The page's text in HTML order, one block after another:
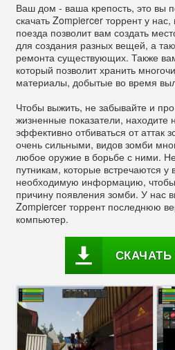
Ваш дом - ваша крепость, это вы
скачать Zompiercer торрент у
поезда позволит вам создать
для создания разных вещей, а
ремонта существующих. Также
который позволит хранить
материалы, добытые во время
Чтобы выжить, не забывайте и
жизненные показатели, находите
эффективно отбиваться от аттак
очень сильными, видов зомби
любое оружие в борьбе с ними.
путникам, которые встречаются у
необходимую информацию, чтобы
причину появления зомби. У нас
Zompiercer торрент последнюю
компьютер.